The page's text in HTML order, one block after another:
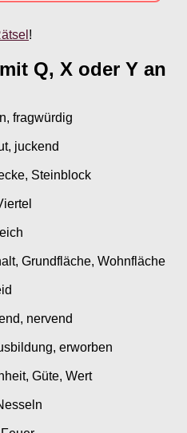
!
Q, X oder Y an
fragwürdig
juckend
Steinblock
Grundfläche, Wohnfläche
nervend
erworben
Güte, Wert